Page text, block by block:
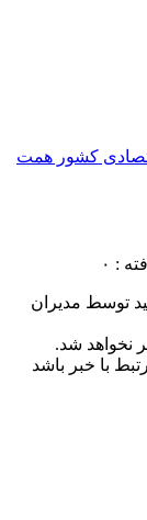
کشور همت
: ۰
توسط مدیران
نخواهد شد.
با خبر باشد